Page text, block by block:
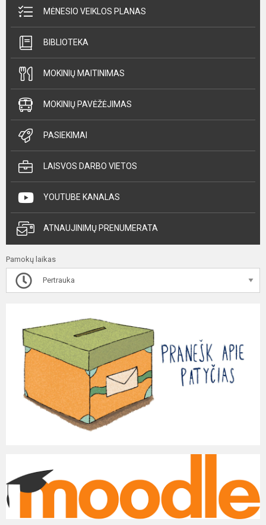
MĖNESIO VEIKLOS PLANAS
BIBLIOTEKA
MOKINIŲ MAITINIMAS
MOKINIŲ PAVĖŽĖJIMAS
PASIEKIMAI
LAISVOS DARBO VIETOS
YOUTUBE KANALAS
ATNAUJINIMŲ PRENUMERATA
Pamokų laikas
Pertrauka